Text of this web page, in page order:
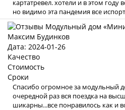
картатревел. хотели и в этом году
но видимо эта пандемия все
Максим Будинков
Дата: 2024-01-26
Качество
Стоимость
Сроки
Спасибо огромное за модульный
очередной раз вся поездка на
шикарны...все понравилось как и